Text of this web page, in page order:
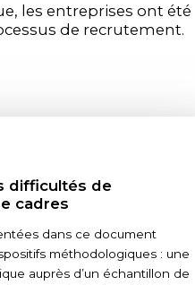
les entreprises ont été
de recrutement.
difficultés de
cadres
dans ce document
méthodologiques : une
auprès d’un échantillon de